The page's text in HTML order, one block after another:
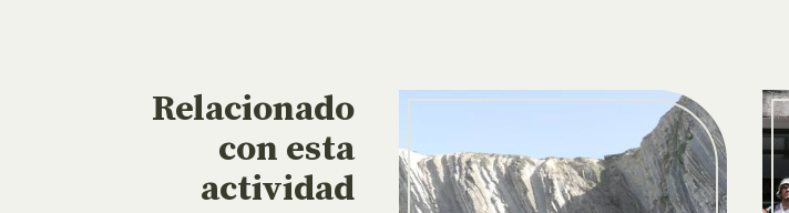
Relacionado
con esta
actividad